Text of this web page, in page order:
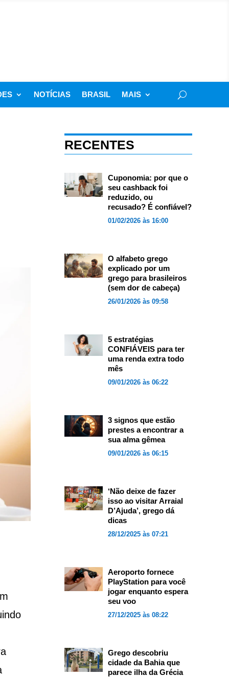
NOTÍCIAS BRASIL MAIS
RECENTES
Cuponomia: por que o
seu cashback foi
reduzido, ou
recusado? É confiável?
01/02/2026 às 16:00
O alfabeto grego
explicado por um
grego para brasileiros
(sem dor de cabeça)
26/01/2026 às 09:58
5 estratégias
CONFIÁVEIS para ter
uma renda extra todo
mês
09/01/2026 às 06:22
3 signos que estão
prestes a encontrar a
sua alma gêmea
09/01/2026 às 06:15
‘Não deixe de fazer
isso ao visitar Arraial
D’Ajuda’, grego dá
dicas
28/12/2025 às 07:21
Aeroporto fornece
PlayStation para você
jogar enquanto espera
seu voo
27/12/2025 às 08:22
Grego descobriu
cidade da Bahia que
parece ilha da Grécia